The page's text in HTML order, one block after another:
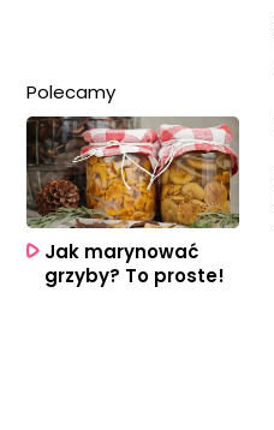
Polecamy
Jak marynować
grzyby? To proste!